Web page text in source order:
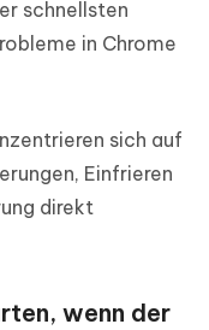
schnellsten
in Chrome
sich auf
Einfrieren
direkt
wenn der